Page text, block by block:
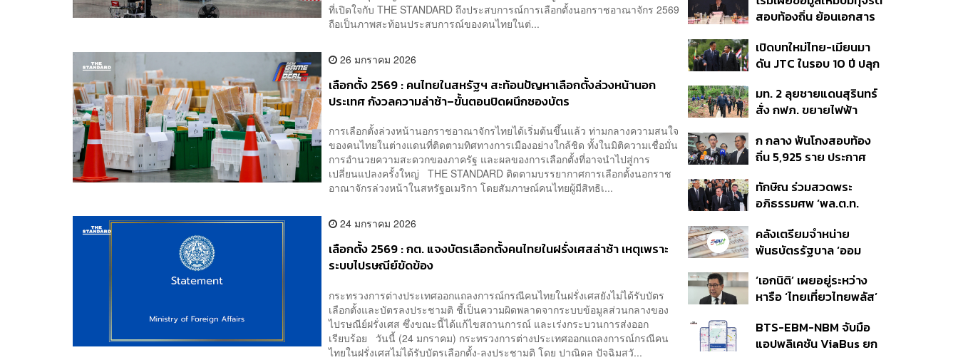
ที่เปิดใจกับ THE STANDARD ถึงประสบการณ์การเลือกตั้งนอกราชอาณาจักร 2569
ถือเป็นภาพสะท้อนประสบการณ์ของคนไทยในต่...
26 มกราคม 2026
เลือกตั้ง 2569 : คนไทยในสหรัฐฯ สะท้อนปัญหาเลือกตั้งล่วงหน้านอก
ประเทศ กังวลความล่าช้า–ขั้นตอนปิดผนึกซองบัตร
การเลือกตั้งล่วงหน้านอกราชอาณาจักรไทยได้เริ่มต้นขึ้นแล้ว ท่ามกลางความสนใจ
ของคนไทยในต่างแดนที่ติดตามทิศทางการเมืองอย่างใกล้ชิด ทั้งในมิติความเชื่อมั่น
การอำนวยความสะดวกของภาครัฐ และผลของการเลือกตั้งที่อาจนำไปสู่การ
เปลี่ยนแปลงครั้งใหญ่ THE STANDARD ติดตามบรรยากาศการเลือกตั้งนอกราช
อาณาจักรล่วงหน้าในสหรัฐอเมริกา โดยสัมภาษณ์คนไทยผู้มีสิทธิเ...
24 มกราคม 2026
เลือกตั้ง 2569 : กต. แจงบัตรเลือกตั้งคนไทยในฝรั่งเศสล่าช้า เหตุเพราะ
ระบบไปรษณีย์ขัดข้อง
กระทรวงการต่างประเทศออกแถลงการณ์กรณีคนไทยในฝรั่งเศสยังไม่ได้รับบัตร
เลือกตั้งและบัตรลงประชามติ ชี้เป็นความผิดพลาดจากระบบข้อมูลส่วนกลางของ
ไปรษณีย์ฝรั่งเศส ซึ่งขณะนี้ได้แก้ไขสถานการณ์ และเร่งกระบวนการส่งออก
เรียบร้อย วันนี้ (24 มกราคม) กระทรวงการต่างประเทศออกแถลงการณ์กรณีคน
ไทยในฝรั่งเศสไม่ได้รับบัตรเลือกตั้ง-ลงประชามติ โดย ปาณิดล ปัจฉิมสวั...
Chartered เปิดเป้าสิ้นปีนี้
ต่อดอลลาร์
สอบท้องถิ่น ย้อนเอกสาร
อนุทิน จ่อสอบต่อเอี่ยว
ตัดตอน ม.บูรพา หรือไม่
เปิดบทใหม่ไทย-เมียนมา
ดัน JTC ในรอบ 10 ปี ปลุก
ชายแดน ท่าเรือน้ำลึก
ทวาย
มท. 2 ลุยชายแดนสุรินทร์
สั่ง กฟภ. ขยายไฟฟ้า
350’ เสริมความมั่นคง
ชายแดน
ก กลาง ฟันโกงสอบท้อง
ถิ่น 5,925 ราย ประกาศ
ราย รอ ป.ป.ช. ขีดเส้นแล้ว
เสร็จ 31 ส.ค.
ทักษิณ ร่วมสวดพระ
อภิธรรมศพ ‘พล.ต.ท.
สิน’ สิริอายุ 103 ปี แกนนำ
เพื่อไทย-บุคคลหลาก
คลังเตรียมจำหน่าย
พันธบัตรรัฐบาล ‘ออม
ก.ย.นี้ อาจเพิ่มสัดส่วนการ
ขายแบบ Small Lot First
‘เอกนิติ’ เผยอยู่ระหว่าง
หารือ ‘ไทยเที่ยวไทยพลัส’
แสนล้าน มั่นใจงบต่อ ‘ไทย
ช่วยไทย พลัส’ เฟส 2 มี
BTS-EBM-NBM จับมือ
แอปพลิเคชัน ViaBus ยก